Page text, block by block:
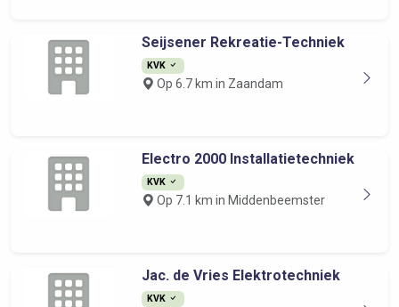
Seijsener Rekreatie-Techniek
KVK
Op 6.7 km in Zaandam
Electro 2000 Installatietechniek
KVK
Op 7.1 km in Middenbeemster
Jac. de Vries Elektrotechniek
KVK